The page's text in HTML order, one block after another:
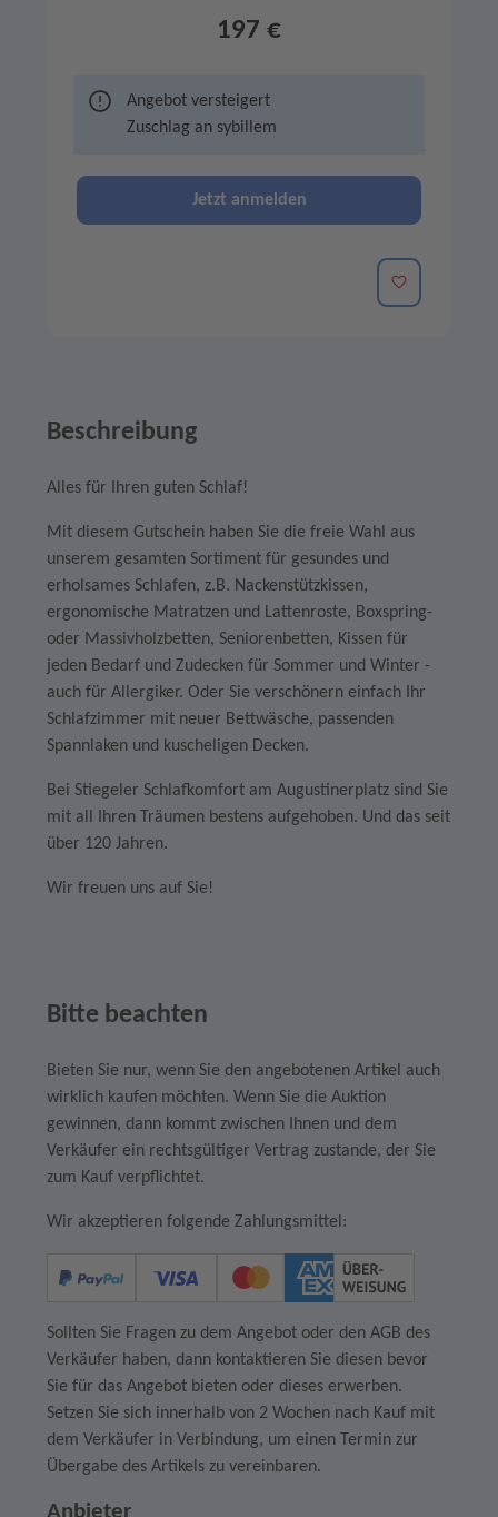
197 €
Angebot versteigert
Zuschlag an sybillem
Jetzt anmelden
Merken
Beschreibung
Alles für Ihren guten Schlaf!
Mit diesem Gutschein haben Sie die freie Wahl aus
unserem gesamten Sortiment für gesundes und
erholsames Schlafen, z.B. Nackenstützkissen,
ergonomische Matratzen und Lattenroste, Boxspring-
oder Massivholzbetten, Seniorenbetten, Kissen für
jeden Bedarf und Zudecken für Sommer und Winter -
auch für Allergiker. Oder Sie verschönern einfach Ihr
Schlafzimmer mit neuer Bettwäsche, passenden
Spannlaken und kuscheligen Decken.
Bei Stiegeler Schlafkomfort am Augustinerplatz sind Sie
mit all Ihren Träumen bestens aufgehoben. Und das seit
über 120 Jahren.
Wir freuen uns auf Sie!
Bitte beachten
Bieten Sie nur, wenn Sie den angebotenen Artikel auch
wirklich kaufen möchten. Wenn Sie die Auktion
gewinnen, dann kommt zwischen Ihnen und dem
Verkäufer ein rechtsgültiger Vertrag zustande, der Sie
zum Kauf verpflichtet.
Wir akzeptieren folgende Zahlungsmittel:
Sollten Sie Fragen zu dem Angebot oder den AGB des
Verkäufer haben, dann kontaktieren Sie diesen bevor
Sie für das Angebot bieten oder dieses erwerben.
Setzen Sie sich innerhalb von 2 Wochen nach Kauf mit
dem Verkäufer in Verbindung, um einen Termin zur
Übergabe des Artikels zu vereinbaren.
Anbieter